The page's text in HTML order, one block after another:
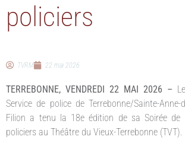
policiers
TVRM 22 mai 2026
TERREBONNE, VENDREDI 22 MAI 2026 –
Service de police de Terrebonne/Sainte-Anne-
Filion a tenu la 18e édition de sa Soirée de
policiers au Théâtre du Vieux-Terrebonne (TVT).